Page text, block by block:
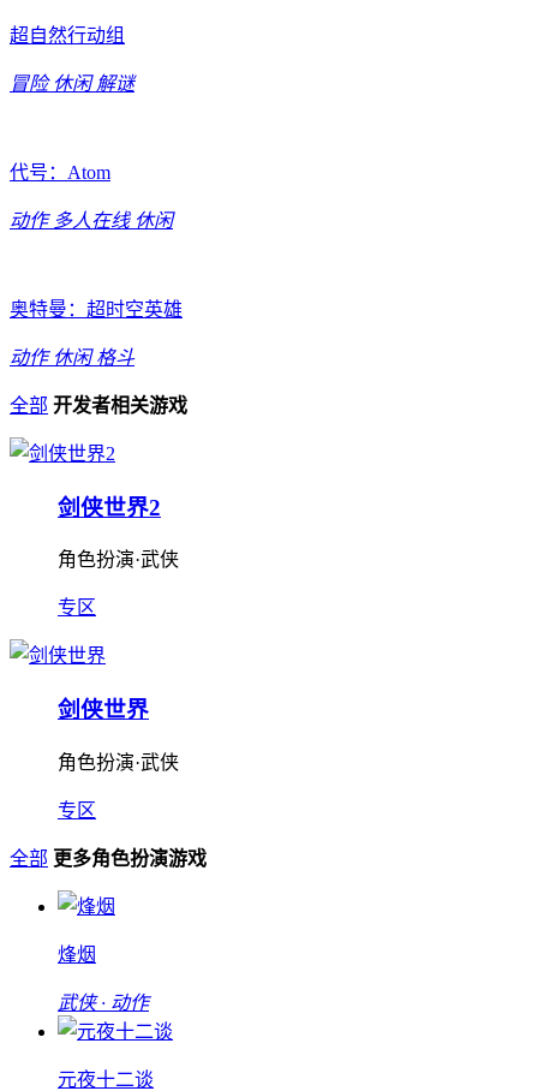
超自然行动组
冒险 休闲 解谜
代号：Atom
动作 多人在线 休闲
奥特曼：超时空英雄
动作 休闲 格斗
全部 开发者相关游戏
剑侠世界2
角色扮演·武侠
专区
剑侠世界
角色扮演·武侠
专区
全部 更多角色扮演游戏
烽烟
武侠 · 动作
元夜十二谈